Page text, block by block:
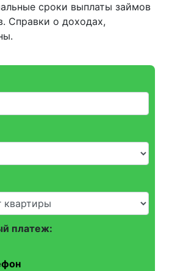
сроки выплаты займов
Справки о доходах,
платеж: